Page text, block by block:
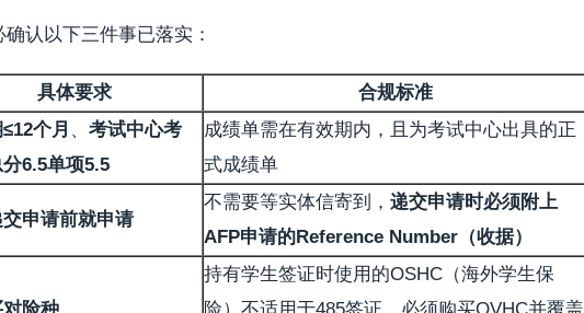
认以下三件事已落实：
具体要求 合规标准
个月 、 考试中心考
6.5单项5.5
成绩单需在有效期内，且为考试中心出具的正
式成绩单
申请前就申请
不需要等实体信寄到， 递交申请时必须附上
AFP申请的Reference Number（收据）
持有学生签证时使用的OSHC（海外学生保